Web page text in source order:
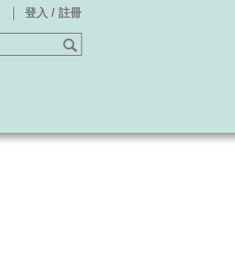
登入 / 註冊